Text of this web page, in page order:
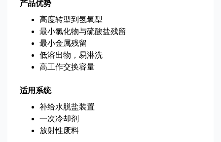
产品优势
高度转型到氢氧型
最小氯化物与硫酸盐残留
最小金属残留
低溶出物，易淋洗
高工作交换容量
适用系统
补给水脱盐装置
一次冷却剂
放射性废料